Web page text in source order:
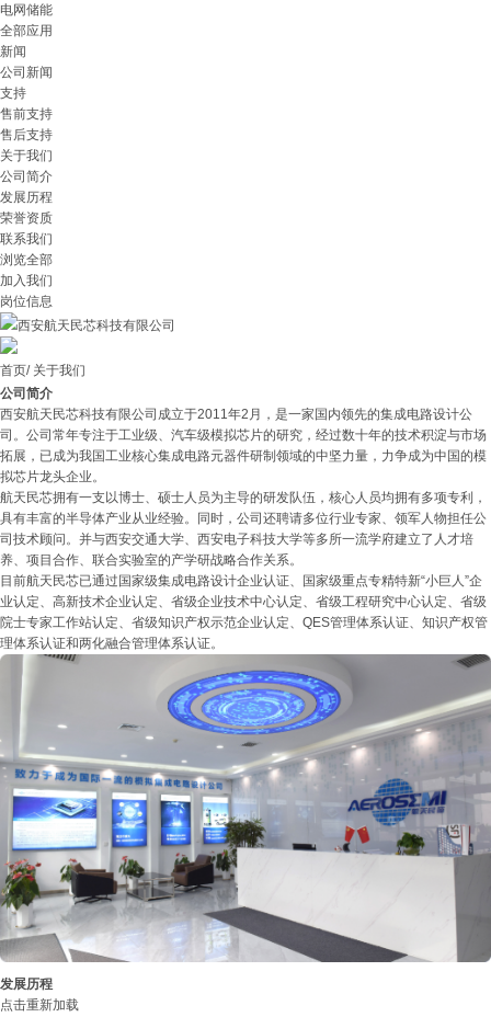
电网储能
全部应用
新闻
公司新闻
支持
售前支持
售后支持
关于我们
公司简介
发展历程
荣誉资质
联系我们
浏览全部
加入我们
岗位信息
西安航天民芯科技有限公司
首页/ 关于我们
公司简介
西安航天民芯科技有限公司成立于2011年2月，是一家国内领先的集成电路设计公
司。公司常年专注于工业级、汽车级模拟芯片的研究，经过数十年的技术积淀与市场
拓展，已成为我国工业核心集成电路元器件研制领域的中坚力量，力争成为中国的模
拟芯片龙头企业。
航天民芯拥有一支以博士、硕士人员为主导的研发队伍，核心人员均拥有多项专利，
具有丰富的半导体产业从业经验。同时，公司还聘请多位行业专家、领军人物担任公
司技术顾问。并与西安交通大学、西安电子科技大学等多所一流学府建立了人才培
养、项目合作、联合实验室的产学研战略合作关系。
目前航天民芯已通过国家级集成电路设计企业认证、国家级重点专精特新“小巨人”企
业认定、高新技术企业认定、省级企业技术中心认定、省级工程研究中心认定、省级
院士专家工作站认定、省级知识产权示范企业认定、QES管理体系认证、知识产权管
理体系认证和两化融合管理体系认证。
发展历程
点击重新加载